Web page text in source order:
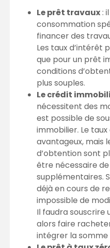
Le prêt travaux:
consommation
financer des
Les taux d’intérêt
que pour un prêt
conditions
plus souples.
Le crédit
nécessitent des
est possible de
immobilier. Le
avantageux, mais
d’obtention sont
être nécessaire
supplémentaires.
déjà en cours de
impossible de
Il faudra souscrire
alors faire
intégrer la